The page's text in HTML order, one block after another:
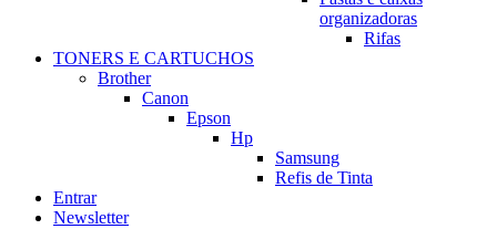
organizadoras
Rifas
TONERS E CARTUCHOS
Brother
Canon
Epson
Hp
Samsung
Refis de Tinta
Entrar
Newsletter